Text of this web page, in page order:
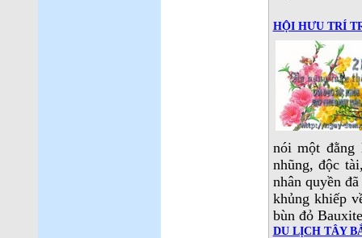
HỘI HƯU TRÍ
nói một đằng
nhũng, độc
nhân quyền
khủng khiếp
bùn đỏ
DU LỊCH TÂY